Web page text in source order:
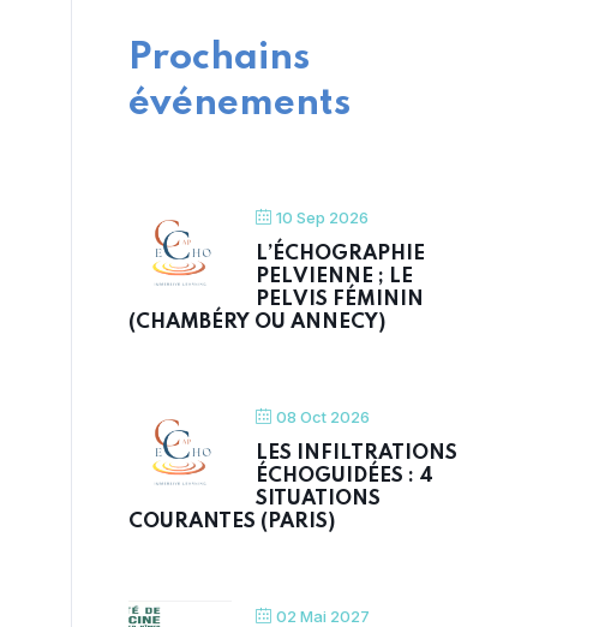
Prochains
événements
10 Sep 2026
L’ÉCHOGRAPHIE
PELVIENNE ; LE
PELVIS FÉMININ
(CHAMBÉRY OU ANNECY)
08 Oct 2026
LES INFILTRATIONS
ÉCHOGUIDÉES : 4
SITUATIONS
COURANTES (PARIS)
02 Mai 2027